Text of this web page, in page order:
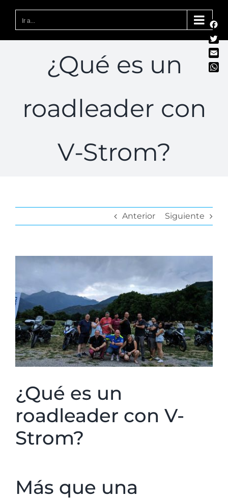
Ir a...
¿Qué es un
roadleader con
V-Strom?
Anterior Siguiente
más
grande
¿Qué es un
roadleader con V-
Strom?
Más que una